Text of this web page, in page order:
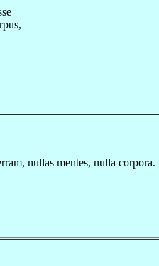
nullas mentes, nulla corpora.